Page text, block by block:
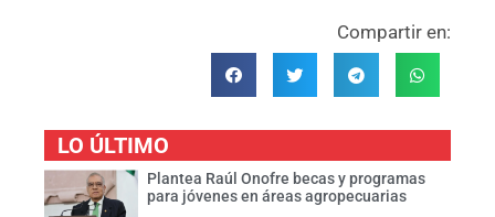
Compartir en:
LO ÚLTIMO
Plantea Raúl Onofre becas y programas
para jóvenes en áreas agropecuarias